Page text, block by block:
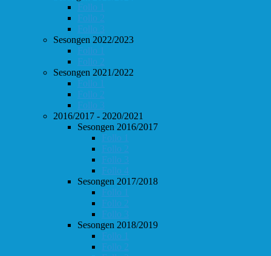
Follo 1
Follo 2
Follo 3
Sesongen 2022/2023
Follo 1
Follo 2
Sesongen 2021/2022
Follo 1
Follo 2
Follo 3
2016/2017 - 2020/2021
Sesongen 2016/2017
Follo 1
Follo 2
Follo 3
Follo 4
Sesongen 2017/2018
Follo 1
Follo 2
Follo 3
Sesongen 2018/2019
Follo 1
Follo 2